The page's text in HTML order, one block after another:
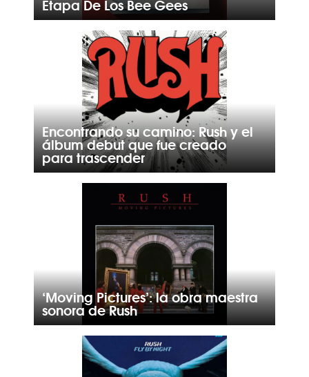
Etapa De Los Bee Gees
Encontrando su camino: Rush y el
álbum debut que fue creado
para trascender
‘Moving Pictures’: la obra maestra
sonora de Rush